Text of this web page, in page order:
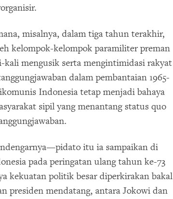
misalnya, dalam tiga tahun terakhir,
kelompok-kelompok paramiliter preman
kali mengusik serta mengintimidasi rakyat
dalam pembantaian 1965-
Indonesia tetap menjadi bahaya
sipil yang menantang status quo
itu ia sampaikan di
pada peringatan ulang tahun ke-73
kekuatan politik besar diperkirakan bakal
presiden mendatang, antara Jokowi dan